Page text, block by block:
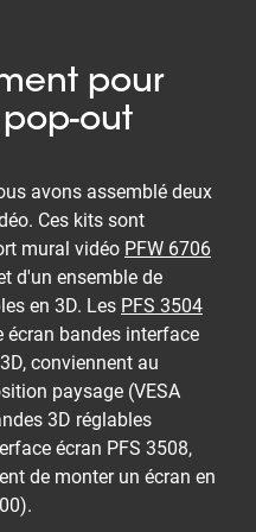
pour
pop-out
avons assemblé deux
Ces kits sont
mural vidéo PFW 6706
d'un ensemble de
en 3D. Les PFS 3504
écran bandes interface
conviennent au
paysage (VESA
3D réglables
écran PFS 3508,
de monter un écran en